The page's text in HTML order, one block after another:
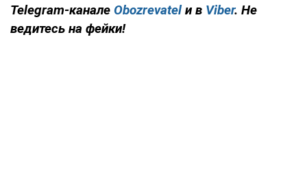
Telegram-канале Obozrevatel и в Viber. Не
ведитесь на фейки!